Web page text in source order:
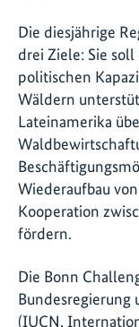
Die diesjährige
drei Ziele: Sie
politischen
Wäldern
Lateinamerika
Wiederaufbau
Kooperation
fördern.
Die Bonn
Bundesregierung
(IUCN,